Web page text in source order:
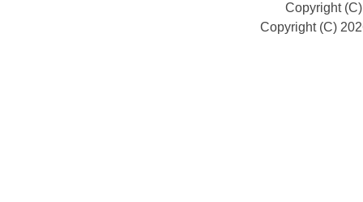
Copyright
Copyright (C)